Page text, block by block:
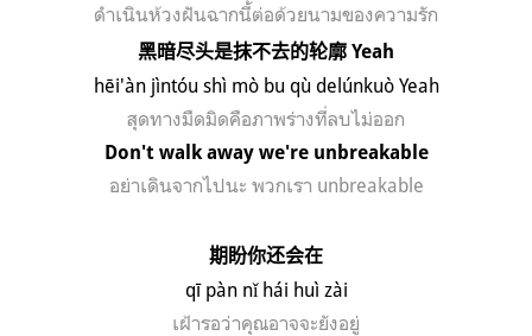
ดำเนินห้วงฝันฉากนี้ต่อด้วยนามของความรัก
黑暗尽头是抹不去的轮廓 Yeah
hēi'àn jìntóu shì mò bu qù delúnkuò Yeah
สุดทางมืดมิดคือภาพร่างที่ลบไม่ออก
Don't walk away we're unbreakable
อย่าเดินจากไปนะ พวกเรา unbreakable
期盼你还会在
qīpàn nǐ hái huì zài
เฝ้ารอว่าคุณอาจจะยังอยู่